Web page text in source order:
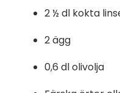
2 ½ dl kokta
2 ägg
0,6 dl olivolja